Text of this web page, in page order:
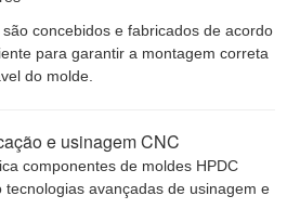
um recado
você em breve!
concebidos e fabricados de acordo
para garantir a montagem correta
do molde.
e usinagem CNC
componentes de moldes HPDC
tecnologias avançadas de usinagem e